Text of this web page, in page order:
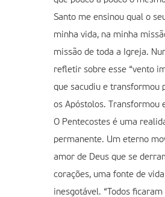
Santo me ensinou qual o
minha vida, na minha
missão de toda a Igreja.
refletir sobre esse “vento
que sacudiu e transformou
os Apóstolos. Transformou
O Pentecostes é uma
permanente. Um eterno
amor de Deus que se
corações, uma fonte de
inesgotável. “Todos ficaram